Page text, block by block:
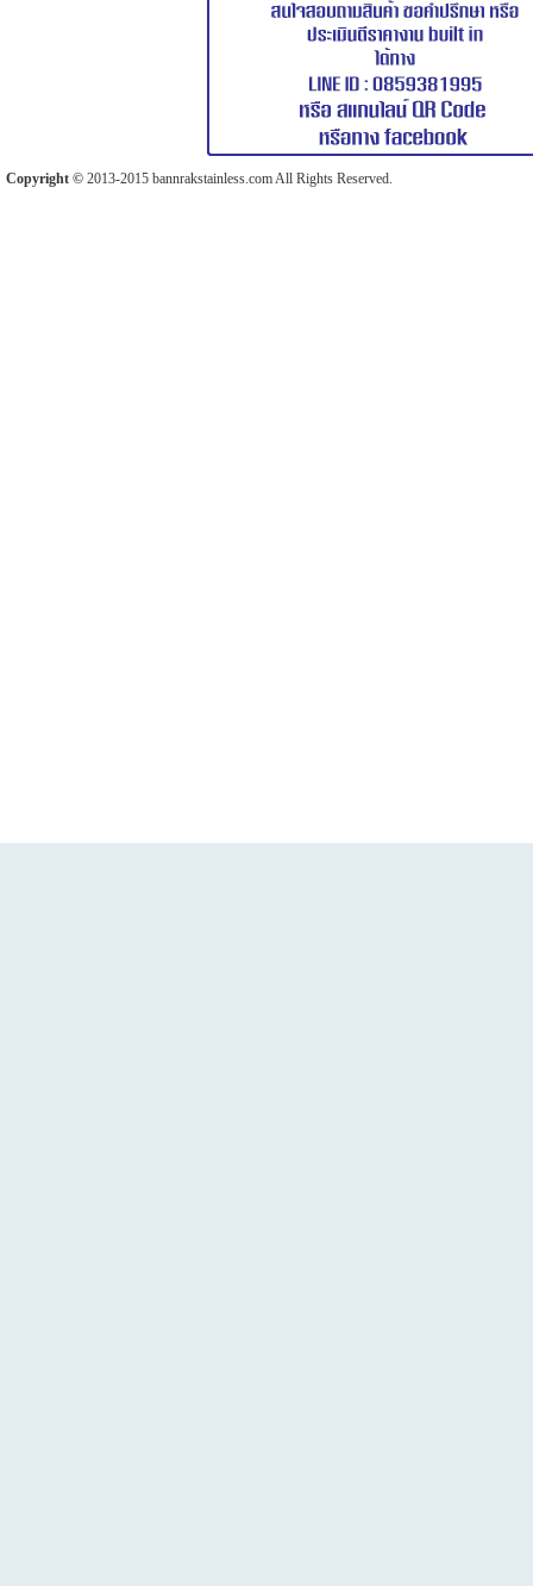
Copyright © 2013-2015 bannrakstainless.com All Rights Reserved.